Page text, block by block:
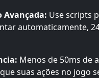
Avançada: Use scripts
automaticamente,
Menos de 50ms de
suas ações no jogo